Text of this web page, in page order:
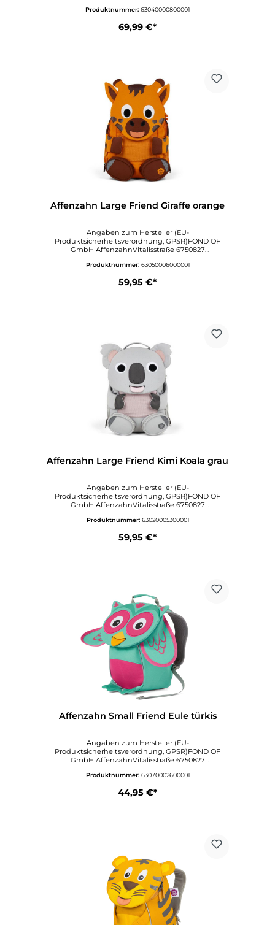
OFFENBACHDeutschlandinfo@surifrey.comwww.sur
Produktnummer: 63040000800001
69,99 €*
Affenzahn Large Friend Giraffe orange
Angaben zum Hersteller (EU-
Produktsicherheitsverordnung, GPSR)FOND OF
GmbH AffenzahnVitalisstraße 6750827
verantwortlichen Person (EU-
GPSR)VertriebVitalisstraße 6750827
Produktnummer: 63050006000001
59,95 €*
Affenzahn Large Friend Kimi Koala grau
Angaben zum Hersteller (EU-
Produktsicherheitsverordnung, GPSR)FOND OF
GmbH AffenzahnVitalisstraße 6750827
verantwortlichen Person (EU-
GPSR)VertriebVitalisstraße 6750827
Produktnummer: 63020005300001
59,95 €*
Affenzahn Small Friend Eule türkis
Angaben zum Hersteller (EU-
Produktsicherheitsverordnung, GPSR)FOND OF
GmbH AffenzahnVitalisstraße 6750827
verantwortlichen Person (EU-
GPSR)VertriebVitalisstraße 6750827
Produktnummer: 63070002600001
44,95 €*